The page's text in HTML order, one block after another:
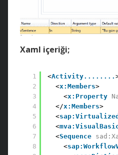
Xaml içeriği;
1
2
3
4
5
6
7
8
<Activity........
<x:Members>
<x:Property
</x:Members>
<
<
<Sequence
<